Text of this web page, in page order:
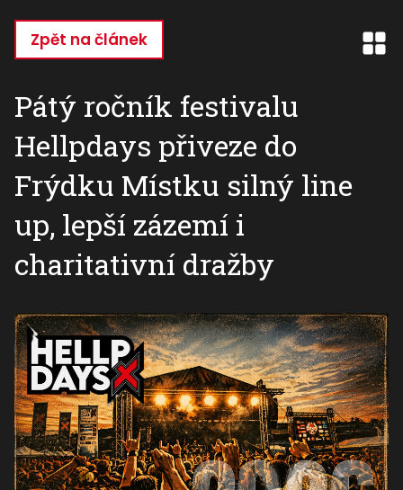
hlavnímu
Zpět na článek
Pátý ročník festivalu
Hellpdays přiveze do
Frýdku Místku silný line
up, lepší zázemí i
charitativní dražby